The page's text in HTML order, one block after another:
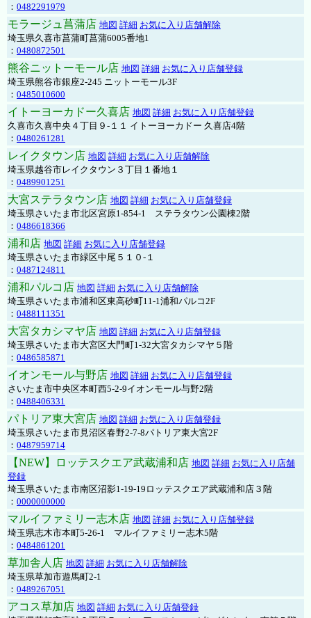
： 0482291979
モラージュ菖蒲店 地図 詳細 お気に入り店舗解除
埼玉県久喜市菖蒲町菖蒲6005番地1
： 0480872501
熊谷ニットーモール店 地図 詳細 お気に入り店舗登録
埼玉県熊谷市銀座2-245 ニットーモール3F
： 0485010600
イトーヨーカドー久喜店 地図 詳細 お気に入り店舗登録
久喜市久喜中央４丁目９-１１ イトーヨーカドー 久喜店4階
： 0480261281
レイクタウン店 地図 詳細 お気に入り店舗解除
埼玉県越谷市レイクタウン３丁目１番地１
： 0489901251
大宮ステラタウン店 地図 詳細 お気に入り店舗登録
埼玉県さいたま市北区宮原1-854-1 ステラタウン公園棟2階
： 0486618366
浦和店 地図 詳細 お気に入り店舗登録
埼玉県さいたま市緑区中尾５１０-１
： 0487124811
浦和パルコ店 地図 詳細 お気に入り店舗解除
埼玉県さいたま市浦和区東高砂町11-1浦和パルコ2F
： 0488111351
大宮タカシマヤ店 地図 詳細 お気に入り店舗登録
埼玉県さいたま市大宮区大門町1-32大宮タカシマヤ５階
： 0486585871
イオンモール与野店 地図 詳細 お気に入り店舗登録
さいたま市中央区本町西5-2-9イオンモール与野2階
： 0488406331
パトリア東大宮店 地図 詳細 お気に入り店舗登録
埼玉県さいたま市見沼区春野2-7-8パトリア東大宮2F
： 0487959714
【NEW】ロッテスクエア武蔵浦和店 地図 詳細 お気に入り店舗
登録
埼玉県さいたま市南区沼影1-19-19ロッテスクエア武蔵浦和店３階
： 0000000000
マルイファミリー志木店 地図 詳細 お気に入り店舗登録
埼玉県志木市本町5-26-1 マルイファミリー志木5階
： 0484861201
草加舎人店 地図 詳細 お気に入り店舗解除
埼玉県草加市遊馬町2-1
： 0489267051
アコス草加店 地図 詳細 お気に入り店舗登録